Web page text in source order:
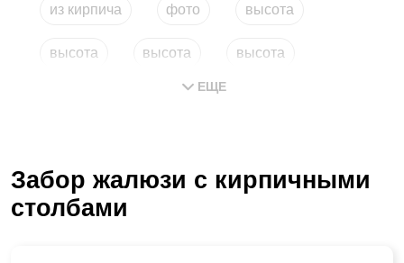
из кирпича фото высота
высота высота высота
ЕЩЕ
Забор жалюзи с кирпичными
столбами